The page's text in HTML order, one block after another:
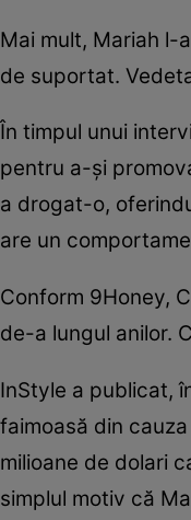
Mai mult, Mariah l-
de suportat.
În timpul unui
pentru a-şi
a drogat-o,
are un
Conform 9Honey,
de-a lungul anilor.
InStyle a publicat,
faimoasă din
milioane de dolari
simplul motiv că